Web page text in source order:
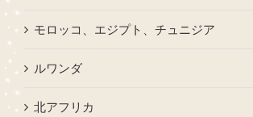
モロッコ、エジプト、チュニジア
ルワンダ
北アフリカ